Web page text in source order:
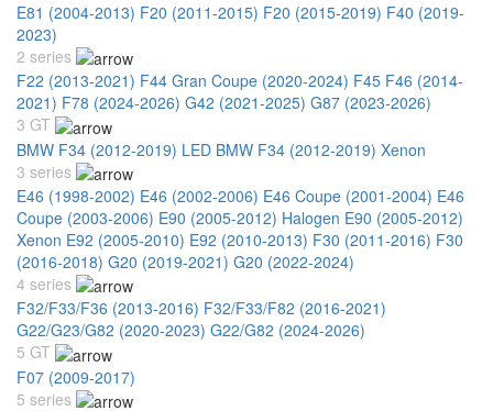
E81 (2004-2013) F20 (2011-2015) F20 (2015-2019) F40 (2019-
2023)
2 series
F22 (2013-2021) F44 Gran Coupe (2020-2024) F45 F46 (2014-
2021) F78 (2024-2026) G42 (2021-2025) G87 (2023-2026)
3 GT
BMW F34 (2012-2019) LED BMW F34 (2012-2019) Xenon
3 series
E46 (1998-2002) E46 (2002-2006) E46 Coupe (2001-2004) E46
Coupe (2003-2006) E90 (2005-2012) Halogen E90 (2005-2012)
Xenon E92 (2005-2010) E92 (2010-2013) F30 (2011-2016) F30
(2016-2018) G20 (2019-2021) G20 (2022-2024)
4 series
F32/F33/F36 (2013-2016) F32/F33/F82 (2016-2021)
G22/G23/G82 (2020-2023) G22/G82 (2024-2026)
5 GT
F07 (2009-2017)
5 series